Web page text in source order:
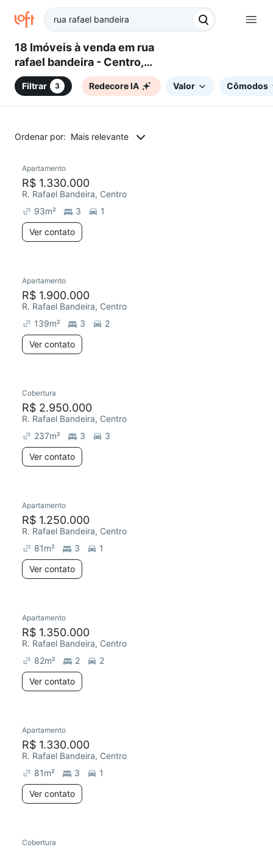
18 Imóveis à venda em rua
rafael bandeira - Centro,
Florianópolis, SC
Filtrar 3 Redecore IA Valor Cômodos
Ordenar por: Mais relevante
Redecorar
Apartamento
R$ 1.330.000
R. Rafael Bandeira, Centro
93m² 3
1
Ver contato
Chegou este mês
Apartamento
R$ 1.900.000
R. Rafael Bandeira, Centro
139m² 3
2
Ver contato
Cobertura
R$ 2.950.000
R. Rafael Bandeira, Centro
237m² 3
3
Ver contato
Redecorar
Apartamento
R$ 1.250.000
R. Rafael Bandeira, Centro
81m² 3
1
Ver contato
Redecorar
Apartamento
R$ 1.350.000
R. Rafael Bandeira, Centro
82m² 2
2
Ver contato
Redecorar
Apartamento
R$ 1.330.000
R. Rafael Bandeira, Centro
81m² 3
1
Ver contato
Cobertura